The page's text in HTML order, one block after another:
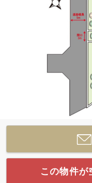
この物件が